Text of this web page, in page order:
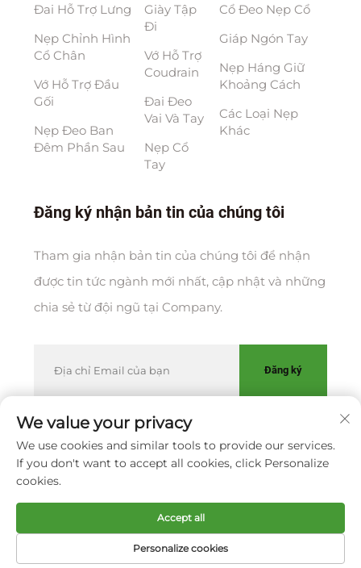
Đai Hỗ Trợ Lưng
Nẹp Chỉnh Hình
Cổ Chân
Vớ Hỗ Trợ Đầu
Gối
Nẹp Đeo Ban
Đêm Phần Sau
Giày Tập
Đi
Vớ Hỗ Trợ
Coudrain
Đai Đeo
Vai Và Tay
Nẹp Cổ
Tay
Cổ Đeo Nẹp Cổ
Giáp Ngón Tay
Nẹp Háng Giữ
Khoảng Cách
Các Loại Nẹp
Khác
Đăng ký nhận bản tin của chúng tôi
Tham gia nhận bản tin của chúng tôi để nhận
được tin tức ngành mới nhất, cập nhật và những
chia sẻ từ đội ngũ tại Company.
Đăng ký
Bản quyền © CÔNG TY TNHH XIAMEN HUAKANG
ORTHOPEDIC CO., LTD.
Chính sách bảo mật
Cuộn lên đầu
We value your privacy
We use cookies and similar tools to provide our services.
If you don't want to accept all cookies, click Personalize
cookies.
Personalize cookies
Accept all